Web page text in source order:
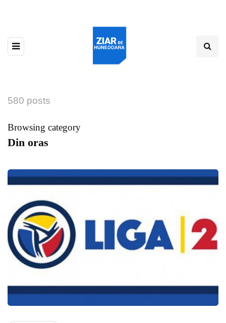
580 posts
Browsing category
Din oras